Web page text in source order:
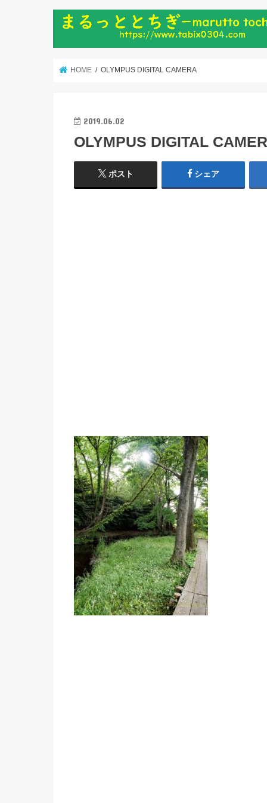
HOME OLYMPUS DIGITAL CAMERA
2019.06.02
OLYMPUS DIGITAL
ポスト シェア